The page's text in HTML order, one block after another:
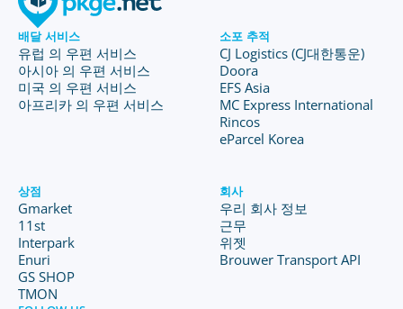
배달 서비스
유럽 의 우편 서비스
아시아 의 우편 서비스
미국 의 우편 서비스
아프리카 의 우편 서비스
소포 추적
CJ Logistics (CJ대한통운)
Doora
EFS Asia
MC Express International
Rincos
eParcel Korea
상점
Gmarket
11st
Interpark
Enuri
GS SHOP
TMON
회사
우리 회사 정보
근무
위젯
Brouwer Transport API